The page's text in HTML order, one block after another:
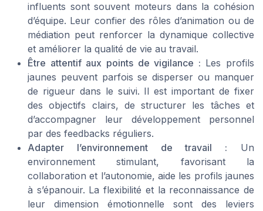
influents sont souvent moteurs dans la cohésion
d’équipe. Leur confier des rôles d’animation ou de
médiation peut renforcer la dynamique collective
et améliorer la qualité de vie au travail.
Être attentif aux points de vigilance : Les profils
jaunes peuvent parfois se disperser ou manquer
de rigueur dans le suivi. Il est important de fixer
des objectifs clairs, de structurer les tâches et
d’accompagner leur développement personnel
par des feedbacks réguliers.
Adapter l’environnement de travail : Un
environnement stimulant, favorisant la
collaboration et l’autonomie, aide les profils jaunes
à s’épanouir. La flexibilité et la reconnaissance de
leur dimension émotionnelle sont des leviers